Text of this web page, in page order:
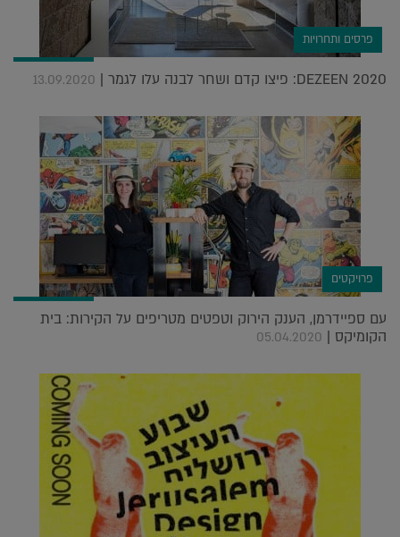
פרסים ותחרויות
DEZEEN 2020: פיצו קדם ושחר לבנה עלו לגמר | 13.09.2020
פרויקטים
עם ספיידרמן, הענק הירוק וטפטים מטריפים על הקירות: בית
הקומיקס | 05.04.2020